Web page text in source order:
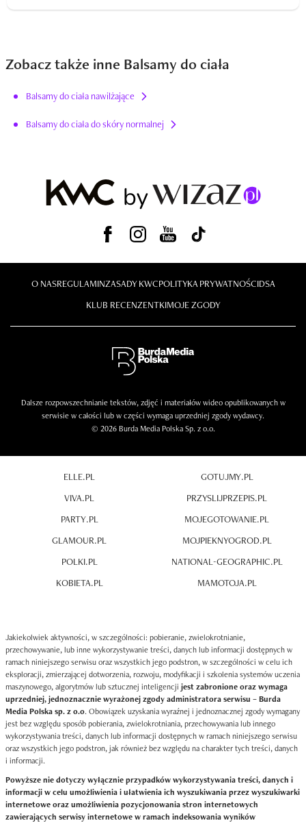
Zobacz także inne Balsamy do ciała
Balsamy do ciała nawilżające
Balsamy do ciała do skóry normalnej
O NASREGULAMINZASADY KWCPOLITYKA PRYWATNOŚCIDSA
KLUB RECENZENTKIMOJE ZGODY
Dalsze rozpowszechnianie tekstów, zdjęć i materiałów wideo opublikowanych w
serwisie w całości lub w części wymaga uprzedniej zgody wydawcy.
© 2026 Burda Media Polska Sp. z o.o.
ELLE.PL
VIVA.PL
PARTY.PL
GLAMOUR.PL
POLKI.PL
KOBIETA.PL
GOTUJMY.PL
PRZYSLIJPRZEPIS.PL
MOJEGOTOWANIE.PL
MOJPIEKNYOGROD.PL
NATIONAL-GEOGRAPHIC.PL
MAMOTOJA.PL
Jakiekolwiek aktywności, w szczególności: pobieranie, zwielokrotnianie,
przechowywanie, lub inne wykorzystywanie treści, danych lub informacji dostępnych w
ramach niniejszego serwisu oraz wszystkich jego podstron, w szczególności w celu ich
eksploracji, zmierzającej dotworzenia, rozwoju, modyfikacji i szkolenia systemów uczenia
maszynowego, algorytmów lub sztucznej inteligencji jest zabronione oraz wymaga
uprzedniej, jednoznacznie wyrażonej zgody administratora serwisu – Burda
Media Polska sp. z o.o. Obowiązek uzyskania wyraźnej i jednoznacznej zgody wymagany
jest bez względu sposób pobierania, zwielokrotniania, przechowywania lub innego
wykorzystywania treści, danych lub informacji dostępnych w ramach niniejszego serwisu
oraz wszystkich jego podstron, jak również bez względu na charakter tych treści, danych
i informacji.
Powyższe nie dotyczy wyłącznie przypadków wykorzystywania treści, danych i
informacji w celu umożliwienia i ułatwienia ich wyszukiwania przez wyszukiwarki
internetowe oraz umożliwienia pozycjonowania stron internetowych
zawierających serwisy internetowe w ramach indeksowania wyników